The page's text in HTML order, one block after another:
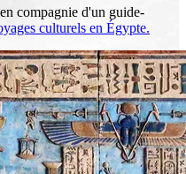
compagnie d'un guide-
culturels en Égypte.